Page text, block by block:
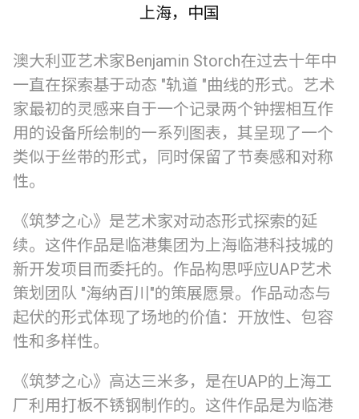
上海，中国
澳大利亚艺术家Benjamin Storch在过去十年中
一直在探索基于动态 "轨道 "曲线的形式。艺术
家最初的灵感来自于一个记录两个钟摆相互作
用的设备所绘制的一系列图表，其呈现了一个
类似于丝带的形式，同时保留了节奏感和对称
性。
《筑梦之心》是艺术家对动态形式探索的延
续。这件作品是临港集团为上海临港科技城的
新开发项目而委托的。作品构思呼应UAP艺术
策划团队 "海纳百川"的策展愿景。作品动态与
起伏的形式体现了场地的价值：开放性、包容
性和多样性。
《筑梦之心》高达三米多，是在UAP的上海工
厂利用打板不锈钢制作的。这件作品是为临港